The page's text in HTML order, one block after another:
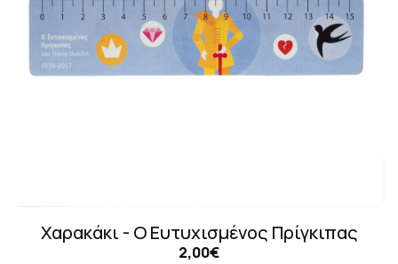
Χαρακάκι - Ο Ευτυχισμένος Πρίγκιπας
2,00€